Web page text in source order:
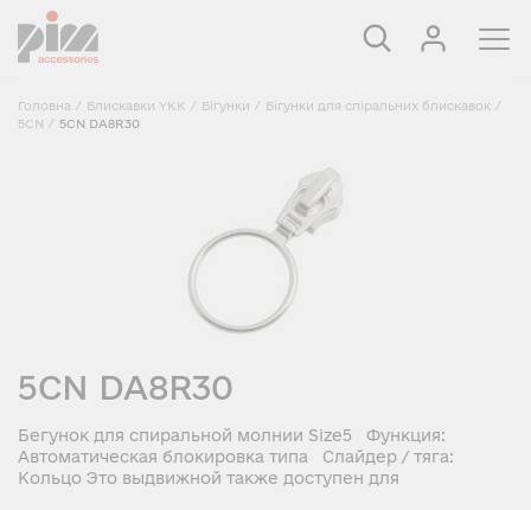
Головна / Блискавки YKK / Бігунки / Бігунки для спіральних блискавок /
5CN / 5CN DA8R30
5CN DA8R30
Бегунок для спиральной молнии Size5 Функция:
Автоматическая блокировка типа Слайдер / тяга:
Кольцо Это выдвижной также доступен для